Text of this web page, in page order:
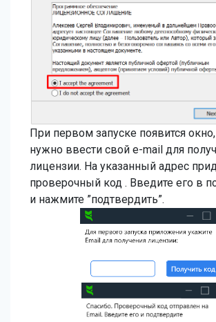
При первом запуске появится
нужно ввести свой e-mail для
лицензии. На указанный адрес
проверочный код . Введите его в
и нажмите ”подтвердить”.